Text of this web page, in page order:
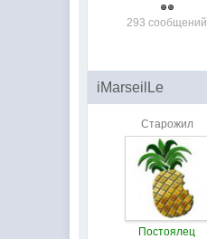
293 сообщений
iMarseilLe
Старожил
Постоялец